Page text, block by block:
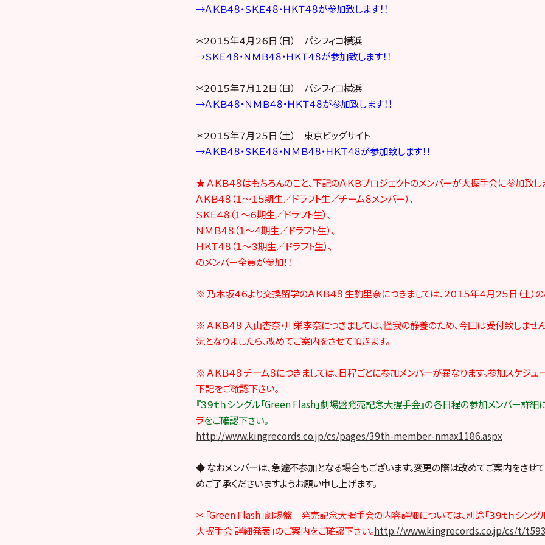
→ＡＫＢ４８・ＳＫＥ４８・ＨＫＴ４８が参加致します！！
＊２０１５年４月２６日（日） パシフィコ横浜
→ＳＫＥ４８・ＮＭＢ４８・ＨＫＴ４８が参加致します！！
＊２０１５年７月１２日（日） パシフィコ横浜
→ＡＫＢ４８・ＮＭＢ４８・ＨＫＴ４８が参加致します！！
＊２０１５年７月２５日（土） 東京ビッグサイト
→ＡＫＢ４８・ＳＫＥ４８・ＮＭＢ４８・ＨＫＴ４８が参加致します！！
★ ＡＫＢ４８はもちろんのこと、下記のＡＫＢプロジェクトのメンバーが大握手会に参加致し
ＡＫＢ４８（１～１５期生／ドラフト生／チーム８メンバー）、
ＳＫＥ４８（１～６期生／ドラフト生）、
ＮＭＢ４８（１～４期生／ドラフト生）、
ＨＫＴ４８（１～３期生／ドラフト生）、
のメンバー全員が参加！！
※ 乃木坂４６より交換留学のＡＫＢ４８ 生駒里奈につきましては、２０１５年４月２５日（土）
※ ＡＫＢ４８ 入山杏奈・川栄李奈につきましては、怪我の静養のため、今回は受付致しませ
況となりましたら、改めてご案内をさせて頂きます。
※ ＡＫＢ４８ チーム８につきましては、日程ごとに参加メンバーが異なります。参加スケジュ
下記をご確認下さい。
『３９ｔｈシングル「Green Flash」劇場盤発売記念大握手会』の各日程の参加メンバー詳細
ラをご確認下さい。
http://www.kingrecords.co.jp/cs/pages/39th-member-nmax1186.aspx
◆ なおメンバーは、急遽不参加となる場合もございます。変更の際は改めてご案内をさせて
めご了承くださいますようお願い申し上げます。
＊ 「Green Flash」劇場盤 発売記念大握手会の内容詳細については、別途「３９ｔｈシン
大握手会 詳細発表」のご案内をご確認下さい。http://www.kingrecords.co.jp/cs/t/